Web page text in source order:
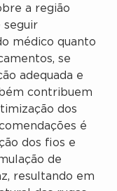
a região
seguir
médico quanto
se
adequada e
contribuem
dos
é
dos fios e
de
resultando em